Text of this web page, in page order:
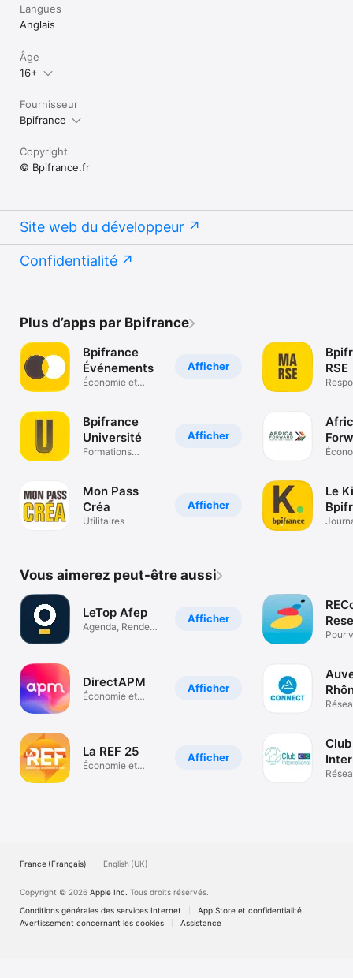
Langues
Anglais
Âge
16+
Fournisseur
Bpifrance
Copyright
© Bpifrance.fr
Site web du développeur
Confidentialité
Plus d’apps par Bpifrance
Afficher
Bpifrance
Événements
Économie et
Afficher
Bpifrance
Université
Formations
Afficher
Mon Pass
Créa
Utilitaires
RSE
Le
Vous aimerez peut-être aussi
Afficher
LeTop Afep
Agenda, Rendez-
Afficher
DirectAPM
Économie et
Afficher
La REF 25
Économie et
Pour
France (Français) English (UK)
Copyright © 2026 Apple Inc. Tous droits réservés.
Conditions générales des services Internet
App Store et confidentialité
Avertissement concernant les cookies
Assistance